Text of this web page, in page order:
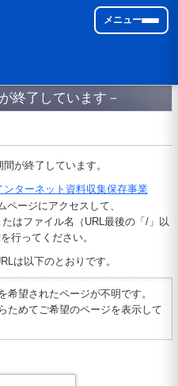
メニュー
終了しています－
が終了しています。
ンターネット資料収集保存事業
ページにアクセスして、
はファイル名（URL最後の「/」以
行ってください。
は以下のとおりです。
望されたページが不明です。
ためてご希望のページを表示して